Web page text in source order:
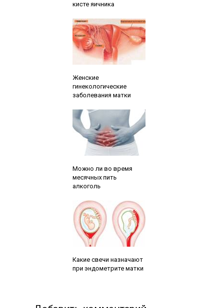
кисте яичника
Женские
гинекологические
заболевания матки
Можно ли во время
месячных пить
алкоголь
Какие свечи назначают
при эндометрите матки